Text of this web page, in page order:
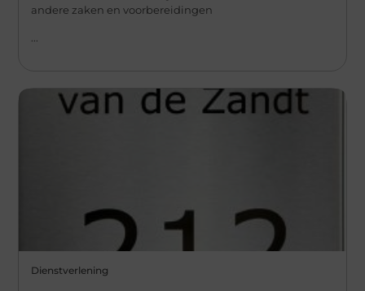
andere zaken en voorbereidingen
Dienstverlening